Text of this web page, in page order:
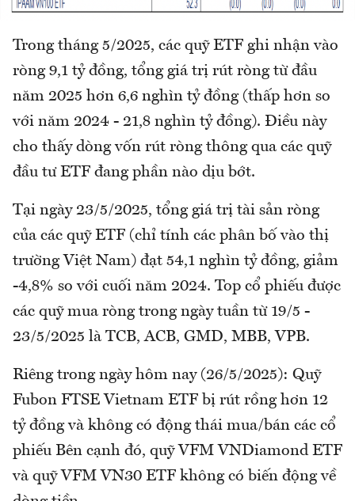
Trong tháng 5/2025, các quỹ ETF ghi nhận vào
ròng 9,1 tỷ đồng, tổng giá trị rút ròng từ đầu
năm 2025 hơn 6,6 nghìn tỷ đồng (thấp hơn so
với năm 2024 - 21,8 nghìn tỷ đồng). Điều này
cho thấy dòng vốn rút ròng thông qua các quỹ
đầu tư ETF đang phần nào dịu bớt.
Tại ngày 23/5/2025, tổng giá trị tài sản ròng
của các quỹ ETF (chỉ tính các phân bố vào thị
trường Việt Nam) đạt 54,1 nghìn tỷ đồng, giảm
-4,8% so với cuối năm 2024. Top cổ phiếu được
các quỹ mua ròng trong ngày tuần từ 19/5 -
23/5/2025 là TCB, ACB, GMD, MBB, VPB.
Riêng trong ngày hôm nay (26/5/2025): Quỹ
Fubon FTSE Vietnam ETF bị rút rồng hơn 12
tỷ đồng và không có động thái mua/bán các cổ
phiếu Bên cạnh đó, quỹ VFM VNDiamond ETF
và quỹ VFM VN30 ETF không có biến động về